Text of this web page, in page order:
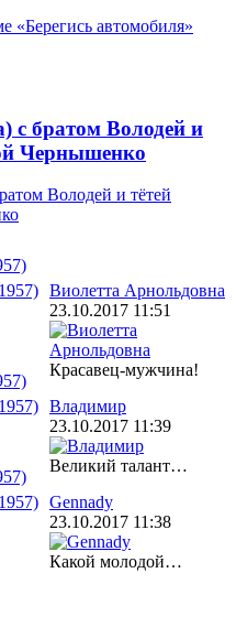
с братом Володей и
Чернышенко
Виолетта Арнольдовна
23.10.2017 11:51
Красавец-мужчина!
Владимир
23.10.2017 11:39
Великий талант…
Gennady
23.10.2017 11:38
Какой молодой…